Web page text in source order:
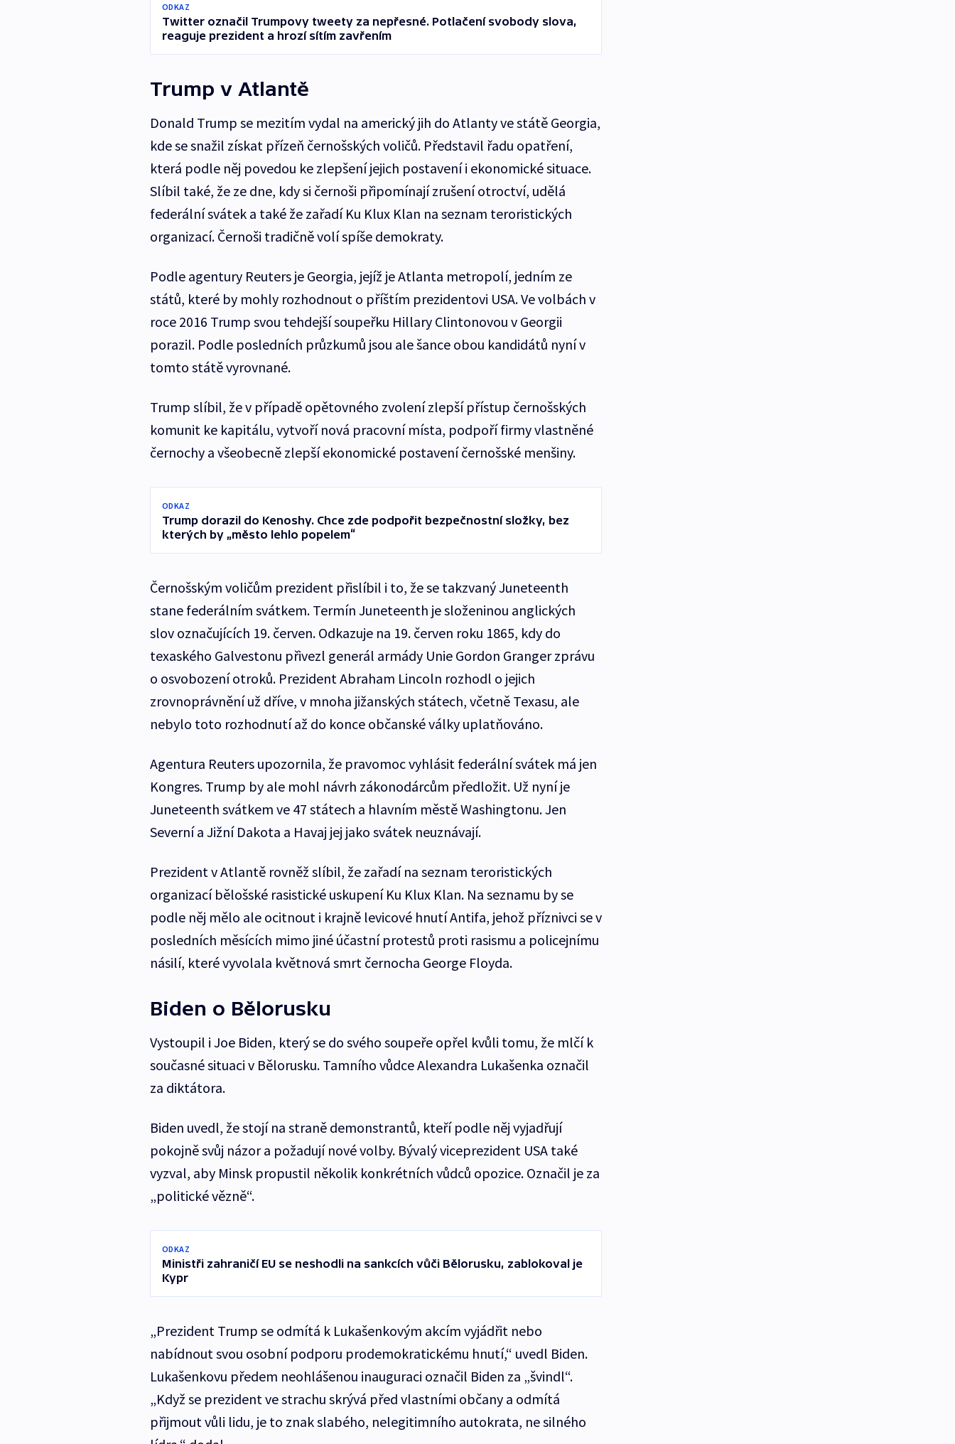
ODKAZ
Twitter označil Trumpovy tweety za nepřesné. Potlačení svobody slova,
reaguje prezident a hrozí sítím zavřením
Trump v Atlantě
Donald Trump se mezitím vydal na americký jih do Atlanty ve státě Georgia,
kde se snažil získat přízeň černošských voličů. Představil řadu opatření,
která podle něj povedou ke zlepšení jejich postavení i ekonomické situace.
Slíbil také, že ze dne, kdy si černoši připomínají zrušení otroctví, udělá
federální svátek a také že zařadí Ku Klux Klan na seznam teroristických
organizací. Černoši tradičně volí spíše demokraty.
Podle agentury Reuters je Georgia, jejíž je Atlanta metropolí, jedním ze
států, které by mohly rozhodnout o příštím prezidentovi USA. Ve volbách v
roce 2016 Trump svou tehdejší soupeřku Hillary Clintonovou v Georgii
porazil. Podle posledních průzkumů jsou ale šance obou kandidátů nyní v
tomto státě vyrovnané.
Trump slíbil, že v případě opětovného zvolení zlepší přístup černošských
komunit ke kapitálu, vytvoří nová pracovní místa, podpoří firmy vlastněné
černochy a všeobecně zlepší ekonomické postavení černošské menšiny.
ODKAZ
Trump dorazil do Kenoshy. Chce zde podpořit bezpečnostní složky, bez
kterých by „město lehlo popelem“
Černošským voličům prezident přislíbil i to, že se takzvaný Juneteenth
stane federálním svátkem. Termín Juneteenth je složeninou anglických
slov označujících 19. červen. Odkazuje na 19. červen roku 1865, kdy do
texaského Galvestonu přivezl generál armády Unie Gordon Granger zprávu
o osvobození otroků. Prezident Abraham Lincoln rozhodl o jejich
zrovnoprávnění už dříve, v mnoha jižanských státech, včetně Texasu, ale
nebylo toto rozhodnutí až do konce občanské války uplatňováno.
Agentura Reuters upozornila, že pravomoc vyhlásit federální svátek má jen
Kongres. Trump by ale mohl návrh zákonodárcům předložit. Už nyní je
Juneteenth svátkem ve 47 státech a hlavním městě Washingtonu. Jen
Severní a Jižní Dakota a Havaj jej jako svátek neuznávají.
Prezident v Atlantě rovněž slíbil, že zařadí na seznam teroristických
organizací bělošské rasistické uskupení Ku Klux Klan. Na seznamu by se
podle něj mělo ale ocitnout i krajně levicové hnutí Antifa, jehož příznivci se v
posledních měsících mimo jiné účastní protestů proti rasismu a policejnímu
násilí, které vyvolala květnová smrt černocha George Floyda.
Biden o Bělorusku
Vystoupil i Joe Biden, který se do svého soupeře opřel kvůli tomu, že mlčí k
současné situaci v Bělorusku. Tamního vůdce Alexandra Lukašenka označil
za diktátora.
Biden uvedl, že stojí na straně demonstrantů, kteří podle něj vyjadřují
pokojně svůj názor a požadují nové volby. Bývalý viceprezident USA také
vyzval, aby Minsk propustil několik konkrétních vůdců opozice. Označil je za
„politické vězně“.
ODKAZ
Ministři zahraničí EU se neshodli na sankcích vůči Bělorusku, zablokoval je
Kypr
„Prezident Trump se odmítá k Lukašenkovým akcím vyjádřit nebo
nabídnout svou osobní podporu prodemokratickému hnutí,“ uvedl Biden.
Lukašenkovu předem neohlášenou inauguraci označil Biden za „švindl“.
„Když se prezident ve strachu skrývá před vlastními občany a odmítá
přijmout vůli lidu, je to znak slabého, nelegitimního autokrata, ne silného